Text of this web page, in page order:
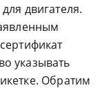
двигателя.
указывать
Обратим